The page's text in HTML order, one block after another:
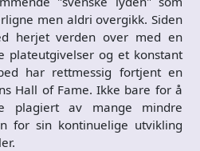
men aldri overgikk. Siden
herjet verden over med en
plateutgivelser og et konstant
har rettmessig fortjent en
Hall of Fame. Ikke bare for å
plagiert av mange mindre
for sin kontinuelige utvikling